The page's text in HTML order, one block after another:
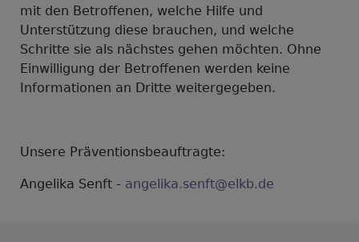
mit den Betroffenen, welche Hilfe und
Unterstützung diese brauchen, und welche
Schritte sie als nächstes gehen möchten. Ohne
Einwilligung der Betroffenen werden keine
Informationen an Dritte weitergegeben.
Unsere Präventionsbeauftragte:
Angelika Senft - angelika.senft@elkb.de